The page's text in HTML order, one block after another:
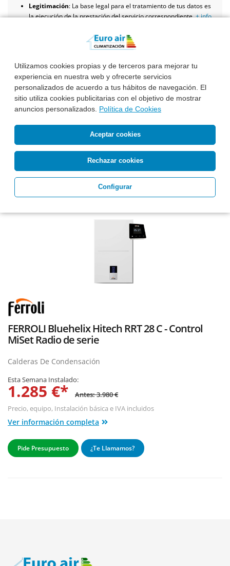
Utilizamos cookies propias y de terceros para mejorar tu
experiencia en nuestra web y ofrecerte servicios
personalizados de acuerdo a tus hábitos de navegación. El
sitio utiliza cookies publicitarias con el objetivo de mostrar
anuncios personalizados. Política de Cookies
Aceptar cookies
Rechazar cookies
Configurar
Legitimación: La base legal para el tratamiento de tus datos es
la ejecución de la prestación del servicio correspondiente.+ info
Administraciones públicas competentes
: acceder, rectificar y suprimir datos, así como otros
Información adicional: Puedes consultar la información
adicional y detallada sobre Protección de Datos en
PRODUCTOS RELACIONADOS
FERROLI Bluehelix Hitech RRT 28 C - Control
MiSet Radio de serie
Calderas De Condensación
Esta Semana Instalado:
1.285 €*
Antes: 3.980 €
Precio, equipo, Instalación básica e IVA incluidos
Ver información completa
Pide Presupuesto ¿Te Llamamos?